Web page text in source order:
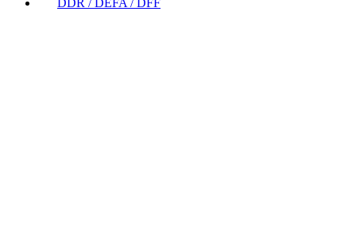
DDR / DEFA / DFF